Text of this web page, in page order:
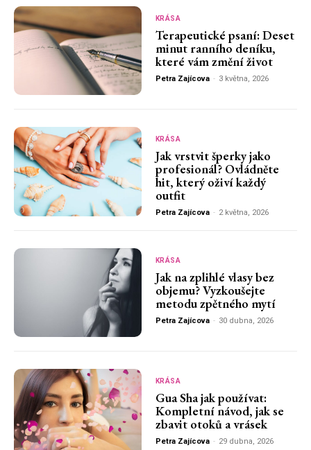
KRÁSA
Terapeutické psaní: Deset
minut ranního deníku,
které vám změní život
Petra Zajícova - 3 května, 2026
KRÁSA
Jak vrstvit šperky jako
profesionál? Ovládněte
hit, který oživí každý
outfit
Petra Zajícova - 2 května, 2026
KRÁSA
Jak na zplihlé vlasy bez
objemu? Vyzkoušejte
metodu zpětného mytí
Petra Zajícova - 30 dubna, 2026
KRÁSA
Gua Sha jak používat:
Kompletní návod, jak se
zbavit otoků a vrásek
Petra Zajícova - 29 dubna, 2026